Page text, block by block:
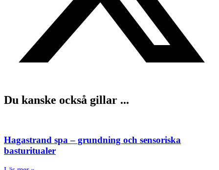
Du kanske också gillar ...
Hagastrand spa – grundning och sensoriska
basturitualer